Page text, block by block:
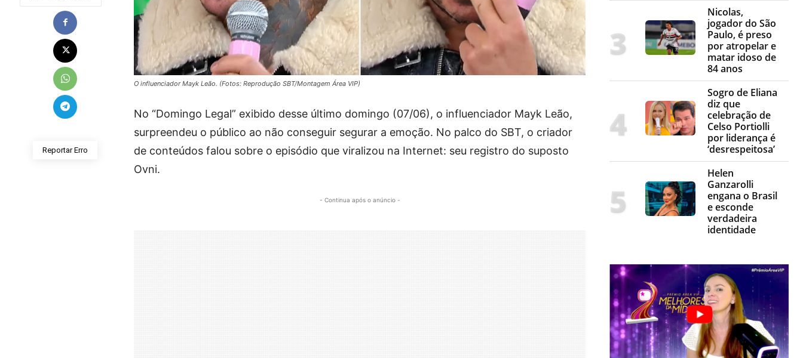
Reportar Erro
O influenciador Mayk Leão. (Fotos: Reprodução SBT/Montagem Área VIP)
No “Domingo Legal” exibido desse último domingo (07/06), o influenciador Mayk Leão,
surpreendeu o público ao não conseguir segurar a emoção. No palco do SBT, o criador
de conteúdos falou sobre o episódio que viralizou na Internet: seu registro do suposto
Ovni.
- Continua após o anúncio -
Nicolas,
jogador do São
Paulo, é preso
por atropelar e
matar idoso de
84 anos
Sogro de Eliana
diz que
celebração de
Celso Portiolli
por liderança é
‘desrespeitosa’
Helen
Ganzarolli
engana o Brasil
e esconde
verdadeira
identidade